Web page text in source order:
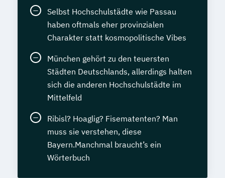
Usability und UX Expert*in
Volkwirtschaftslehre kompakt
Wechseljahremanager*in
Wirtschaftsinformatik kompakt
Wirtschaftsingenieurwesen
Wirtschaftsmathematik kompakt
Übersetzen von allgemeinsprachlichen
Texten Englisch-Deutsch
Selbst Hochschulstädte wie Passau
haben oftmals eher provinzialen
Charakter statt kosmopolitische Vibes
München gehört zu den teuersten
Städten Deutschlands, allerdings halten
sich die anderen Hochschulstädte im
Mittelfeld
Ribisl? Hoaglig? Fisematenten? Man
muss sie verstehen, diese
Bayern.Manchmal braucht’s ein
Wörterbuch